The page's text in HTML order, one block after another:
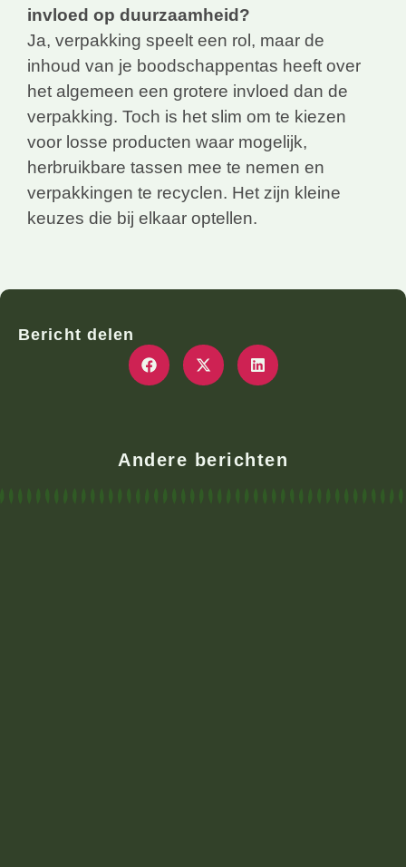
Bericht delen
Andere berichten
invloed op duurzaamheid?
Ja, verpakking speelt een rol, maar de
inhoud van je boodschappentas heeft over
het algemeen een grotere invloed dan de
verpakking. Toch is het slim om te kiezen
voor losse producten waar mogelijk,
herbruikbare tassen mee te nemen en
verpakkingen te recyclen. Het zijn kleine
keuzes die bij elkaar optellen.